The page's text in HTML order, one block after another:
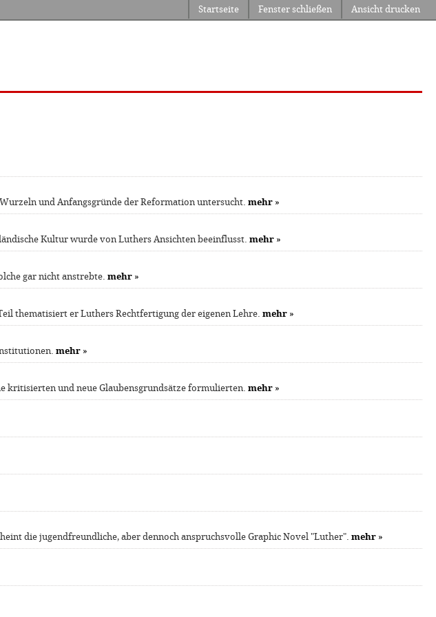
Ansicht drucken
Fenster schließen
Startseite
und Anfangsgründe der Reformation untersucht. mehr »
Kultur wurde von Luthers Ansichten beeinflusst. mehr »
gar nicht anstrebte. mehr »
thematisiert er Luthers Rechtfertigung der eigenen Lehre. mehr »
mehr »
kritisierten und neue Glaubensgrundsätze formulierten. mehr »
die jugendfreundliche, aber dennoch anspruchsvolle Graphic Novel "Luther". mehr »